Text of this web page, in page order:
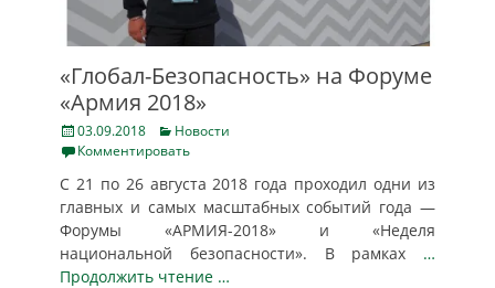
«Глобал-Безопасность» на Форуме
«Армия 2018»
Posted
on
03.09.2018 Categories
Новости
Комментировать
С 21 по 26 августа 2018 года проходил одни из
главных и самых масштабных событий года —
Форумы «АРМИЯ-2018» и «Неделя
национальной безопасности». В рамках …
Продолжить чтение …